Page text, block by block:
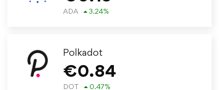
ADA 3.24%
Polkadot
€0.84
DOT 0.47%